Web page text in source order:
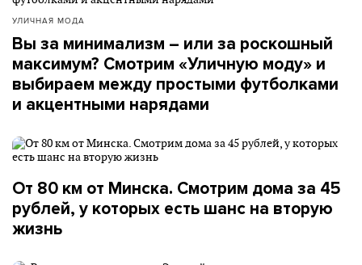
УЛИЧНАЯ МОДА
Вы за минимализм – или за роскошный
максимум? Смотрим «Уличную моду» и
выбираем между простыми футболками
и акцентными нарядами
От 80 км от Минска. Смотрим дома за 45
рублей, у которых есть шанс на вторую
жизнь